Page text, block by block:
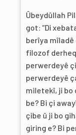
Ûbeydûllah
got: “Di
berîya
filozof
perwerdeyê
perwerdeyê
miletekî, ji bo
be? Bi çi
çibe û ji bo
giring e? Bi